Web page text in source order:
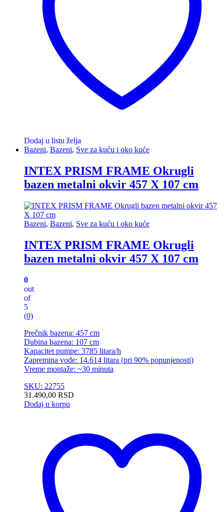
Dodaj u listu želja
Bazeni, Bazeni, Sve za kuću i oko kuće
INTEX PRISM FRAME Okrugli
bazen metalni okvir 457 X 107 cm
Bazeni, Bazeni, Sve za kuću i oko kuće
INTEX PRISM FRAME Okrugli
bazen metalni okvir 457 X 107 cm
0
out
of
5
(0)
Prečnik bazena: 457 cm
Dubina bazena: 107 cm
Kapacitet pumpe: 3785 litara/h
Zapremina vode: 14.614 litara (pri 90% popunjenosti)
Vreme montaže: ~30 minuta
SKU: 22755
31.490,00 RSD
Dodaj u korpu